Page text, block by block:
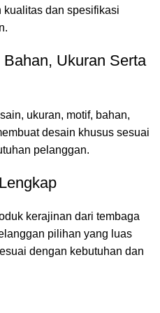
kualitas dan spesifikasi
Ukuran Serta
ukuran, motif, bahan,
desain khusus sesuai
pelanggan.
kerajinan dari tembaga
pilihan yang luas
dengan kebutuhan dan